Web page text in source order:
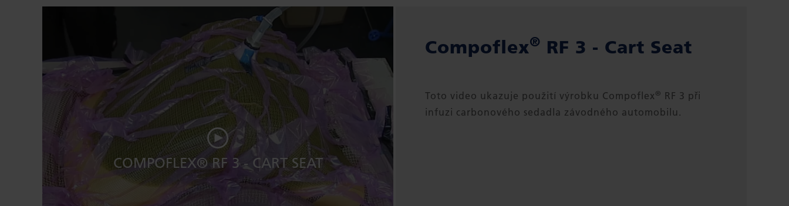
COMPOFLEX® RF 3 - CART SEAT
Compoflex® RF 3 - Cart Seat
Toto video ukazuje použití výrobku Compoflex ® RF 3 při
infuzi carbonového sedadla závodného automobilu.